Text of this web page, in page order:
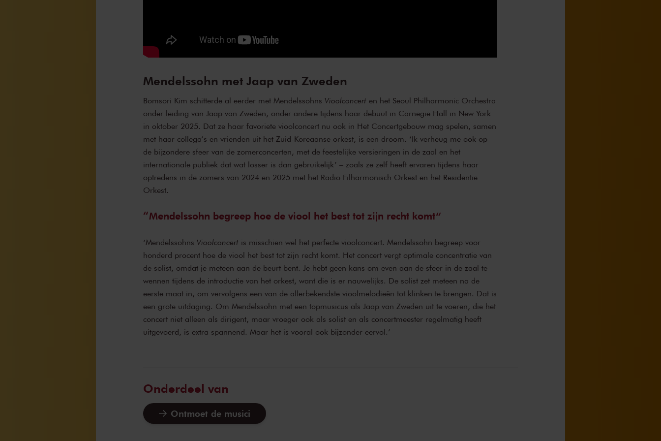
Mendelssohn met Jaap van Zweden
Bomsori Kim schitterde al eerder met Mendelssohns Vioolconcert en het Seoul Philharmonic Orchestra
onder leiding van Jaap van Zweden, onder andere tijdens haar debuut in Carnegie Hall in New York
in oktober 2025. Dat ze haar favoriete vioolconcert nu ook in Het Concertgebouw mag spelen, samen
met haar collega’s en vrienden uit het Zuid-Koreaanse orkest, is een droom. ‘Ik verheug me ook op
de bijzondere sfeer van de zomerconcerten, met de feestelijke versieringen in de zaal en het
internationale publiek dat wat losser is dan gebruikelijk’ – zoals ze zelf heeft ervaren tijdens haar
optredens in de zomers van 2024 en 2025 met het Radio Filharmonisch Orkest en het Residentie
Orkest.
Mendelssohn begreep hoe de viool het best tot zijn recht komt
‘Mendelssohns Vioolconcert is misschien wel het perfecte vioolconcert. Mendelssohn begreep voor
honderd procent hoe de viool het best tot zijn recht komt. Het concert vergt optimale concentratie van
de solist, omdat je meteen aan de beurt bent. Je hebt geen kans om even aan de sfeer in de zaal te
wennen tijdens de introductie van het orkest, want die is er nauwelijks. De solist zet meteen na de
eerste maat in, om vervolgens een van de allerbekendste vioolmelodieën tot klinken te brengen. Dat is
een grote uitdaging. Om Mendelssohn met een topmusicus als Jaap van Zweden uit te voeren, die het
concert niet alleen als dirigent, maar vroeger ook als solist en als concertmeester regelmatig heeft
uitgevoerd, is extra spannend. Maar het is vooral ook bijzonder eervol.’
Onderdeel van
Ontmoet de musici